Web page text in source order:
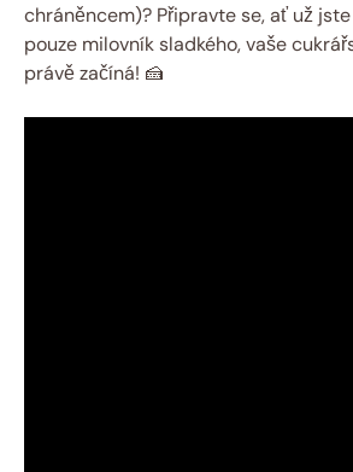
chráněncem)? Připravte se, ať už
pouze milovník sladkého, vaše
právě začíná! 🍰